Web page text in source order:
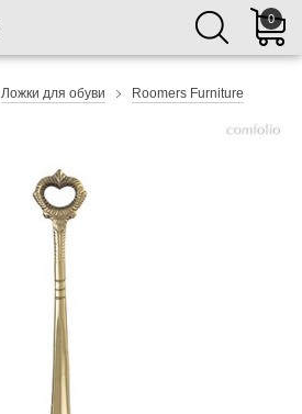
0
Ложки для обуви Roomers Furniture